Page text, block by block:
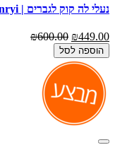
נעלי לה קוק לגברים | Le Coq Henryi
₪449.00
₪600.00
הוספה לסל